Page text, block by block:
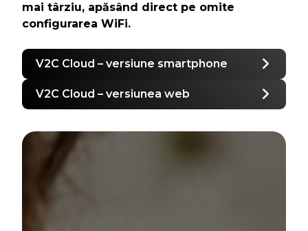
mai târziu, apăsând direct pe omite
configurarea WiFi.
V2C Cloud – versiune smartphone
V2C Cloud – versiunea web